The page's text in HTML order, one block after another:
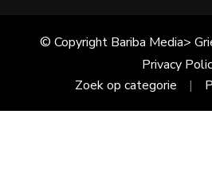
© Copyright Bariba Media>
Privacy
Zoek op categorie